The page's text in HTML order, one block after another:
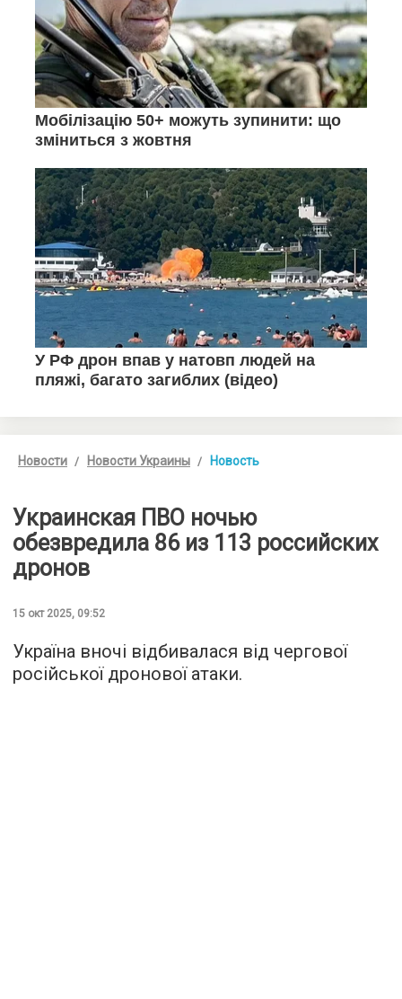
Новости Новости Украины Новость
Украинская ПВО ночью
обезвредила 86 из 113 российских
дронов
15 окт 2025, 09:52
Україна вночі відбивалася від чергової
російської дронової атаки.